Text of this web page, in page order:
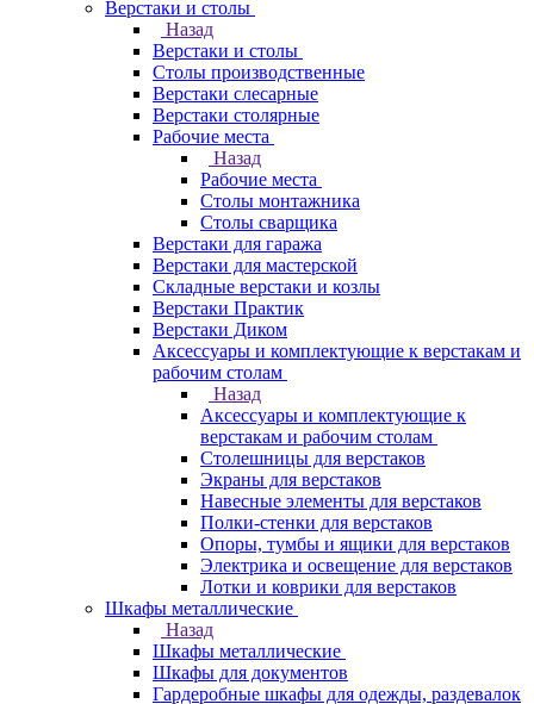
Верстаки и столы
Назад
Верстаки и столы
Столы производственные
Верстаки слесарные
Верстаки столярные
Рабочие места
Назад
Рабочие места
Столы монтажника
Столы сварщика
Верстаки для гаража
Верстаки для мастерской
Складные верстаки и козлы
Верстаки Практик
Верстаки Диком
Аксессуары и комплектующие к верстакам и
рабочим столам
Назад
Аксессуары и комплектующие к
верстакам и рабочим столам
Столешницы для верстаков
Экраны для верстаков
Навесные элементы для верстаков
Полки-стенки для верстаков
Опоры, тумбы и ящики для верстаков
Электрика и освещение для верстаков
Лотки и коврики для верстаков
Шкафы металлические
Назад
Шкафы металлические
Шкафы для документов
Гардеробные шкафы для одежды, раздевалок